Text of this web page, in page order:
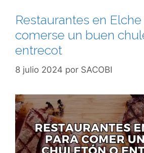
Restaurantes en Elche
comerse un buen
entrecot
8 julio 2024 por SACOBI